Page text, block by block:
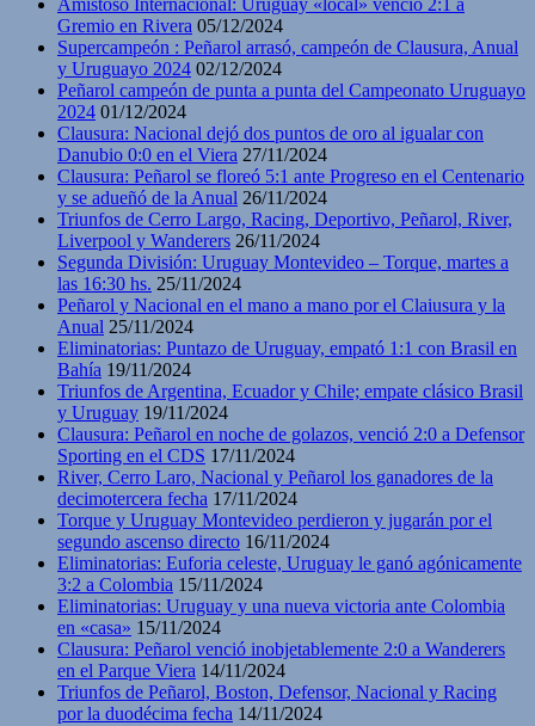
Amistoso Internacional: Uruguay «local» venció 2:1 a
Gremio en Rivera 05/12/2024
Supercampeón : Peñarol arrasó, campeón de Clausura, Anual
y Uruguayo 2024 02/12/2024
Peñarol campeón de punta a punta del Campeonato Uruguayo
2024 01/12/2024
Clausura: Nacional dejó dos puntos de oro al igualar con
Danubio 0:0 en el Viera 27/11/2024
Clausura: Peñarol se floreó 5:1 ante Progreso en el Centenario
y se adueñó de la Anual 26/11/2024
Triunfos de Cerro Largo, Racing, Deportivo, Peñarol, River,
Liverpool y Wanderers 26/11/2024
Segunda División: Uruguay Montevideo – Torque, martes a
las 16:30 hs. 25/11/2024
Peñarol y Nacional en el mano a mano por el Claiusura y la
Anual 25/11/2024
Eliminatorias: Puntazo de Uruguay, empató 1:1 con Brasil en
Bahía 19/11/2024
Triunfos de Argentina, Ecuador y Chile; empate clásico Brasil
y Uruguay 19/11/2024
Clausura: Peñarol en noche de golazos, venció 2:0 a Defensor
Sporting en el CDS 17/11/2024
River, Cerro Laro, Nacional y Peñarol los ganadores de la
decimotercera fecha 17/11/2024
Torque y Uruguay Montevideo perdieron y jugarán por el
segundo ascenso directo 16/11/2024
Eliminatorias: Euforia celeste, Uruguay le ganó agónicamente
3:2 a Colombia 15/11/2024
Eliminatorias: Uruguay y una nueva victoria ante Colombia
en «casa» 15/11/2024
Clausura: Peñarol venció inobjetablemente 2:0 a Wanderers
en el Parque Viera 14/11/2024
Triunfos de Peñarol, Boston, Defensor, Nacional y Racing
por la duodécima fecha 14/11/2024